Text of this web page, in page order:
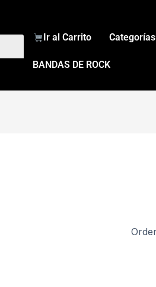
Ir al Carrito Categorías
BANDAS DE ROCK